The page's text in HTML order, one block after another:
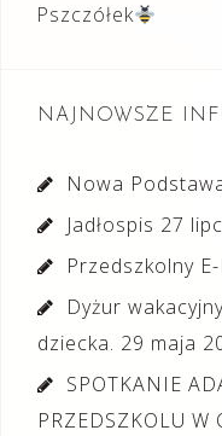
Pszczółek
NAJNOWSZE
Nowa
Jadłospis 27
Przedszkolny
Dyżur
dziecka. 29 maja
SPOTKANIE
PRZEDSZKOLU W